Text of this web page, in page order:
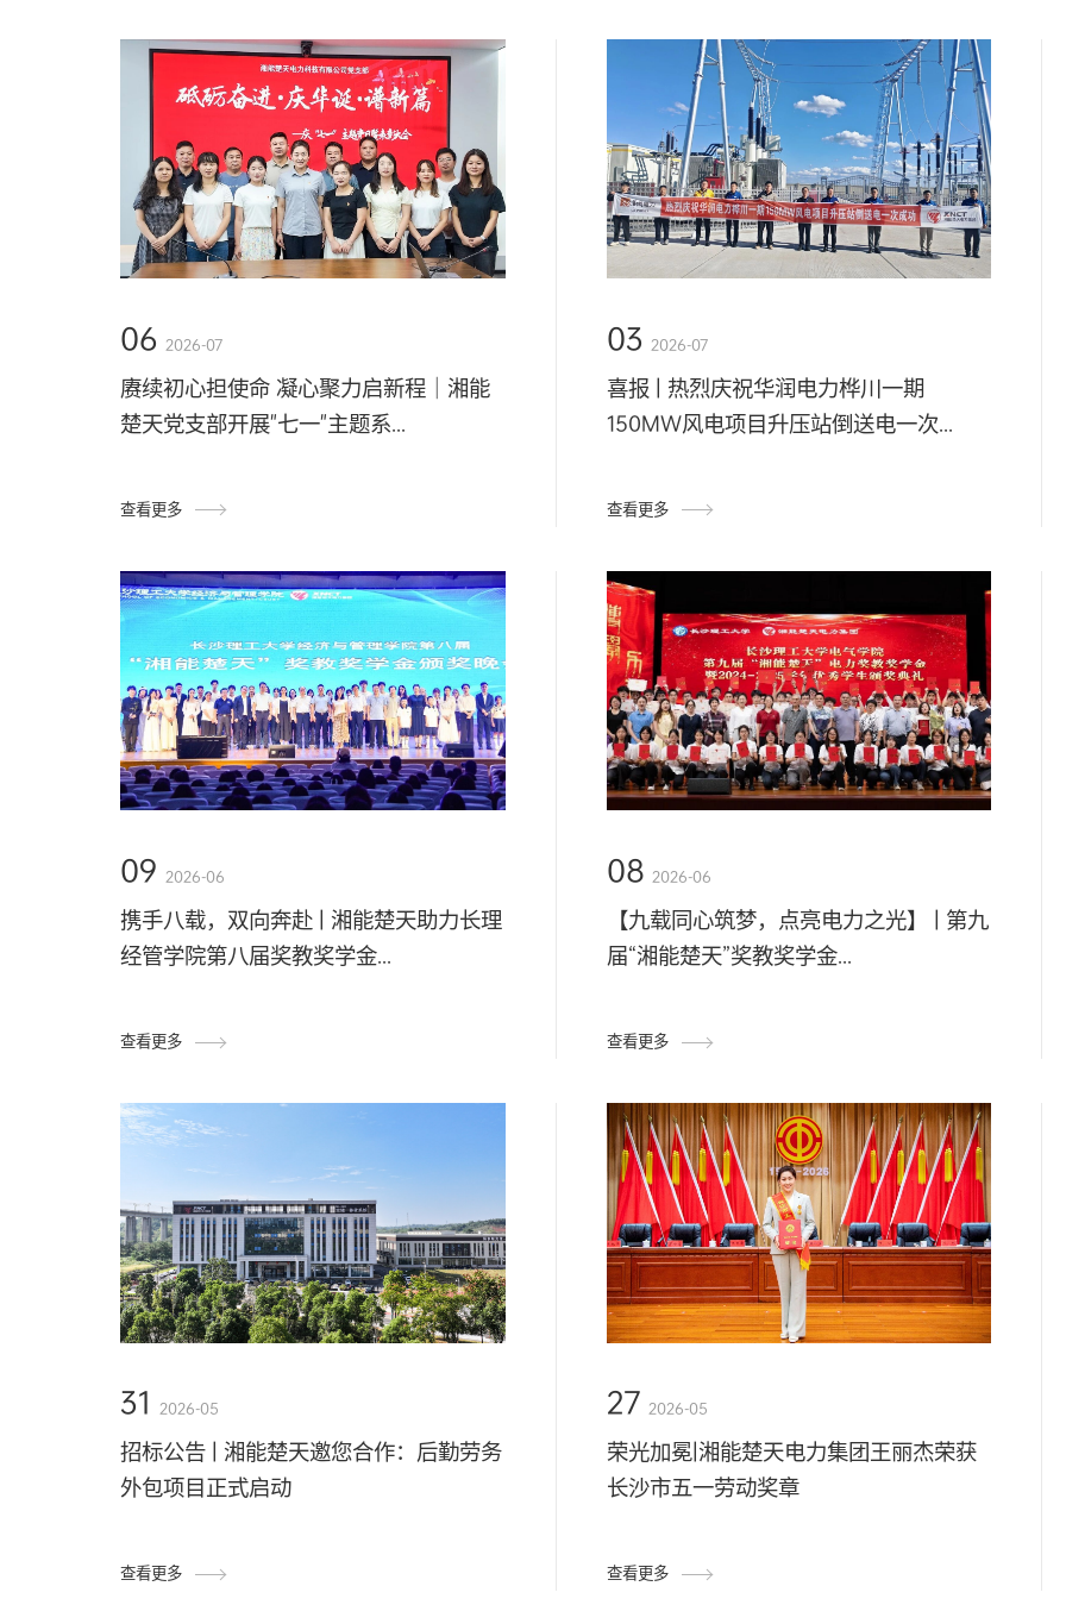
06 2026-07
赓续初心担使命 凝心聚力启新程｜湘能
楚天党支部开展"七一"主题系...
查看更多
03 2026-07
喜报 | 热烈庆祝华润电力桦川一期
150MW风电项目升压站倒送电一次...
查看更多
09 2026-06
携手八载，双向奔赴 | 湘能楚天助力长理
经管学院第八届奖教奖学金...
查看更多
08 2026-06
【九载同心筑梦，点亮电力之光】 | 第九
届“湘能楚天”奖教奖学金...
查看更多
31 2026-05
招标公告 | 湘能楚天邀您合作：后勤劳务
外包项目正式启动
查看更多
27 2026-05
荣光加冕|湘能楚天电力集团王丽杰荣获
长沙市五一劳动奖章
查看更多